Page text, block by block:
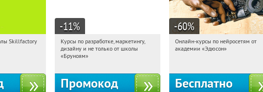
первым!
Skillfactory
-11%
17:27:27
Получи первым!
Россия
Курсы по разработке, маркетингу,
дизайну и не только от школы
«Бруноям»
Промокод
-60%
17:27:27 Получили:
Онлайн-курсы по нейросетям от
академии «Эдюсон»
Бесплатно